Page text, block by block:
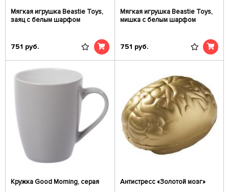
Мягкая игрушка Beastie Toys,
заяц с белым шарфом
751 руб.
Мягкая игрушка Beastie Toys,
мишка с белым шарфом
751 руб.
Кружка Good Morning, серая Антистресс «Золотой мозг»